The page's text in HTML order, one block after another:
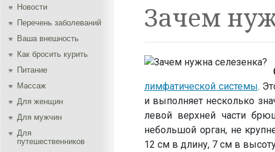
Новости
Перечень заболеваний
Ваша внешность
Как бросить курить
Питание
Массаж
Для женщин
Для мужчин
Для
путешественников
Зачем
лимфатической системы.
и выполняет несколько
левой верхней части
небольшой орган, не
12 см в длину, 7 см в